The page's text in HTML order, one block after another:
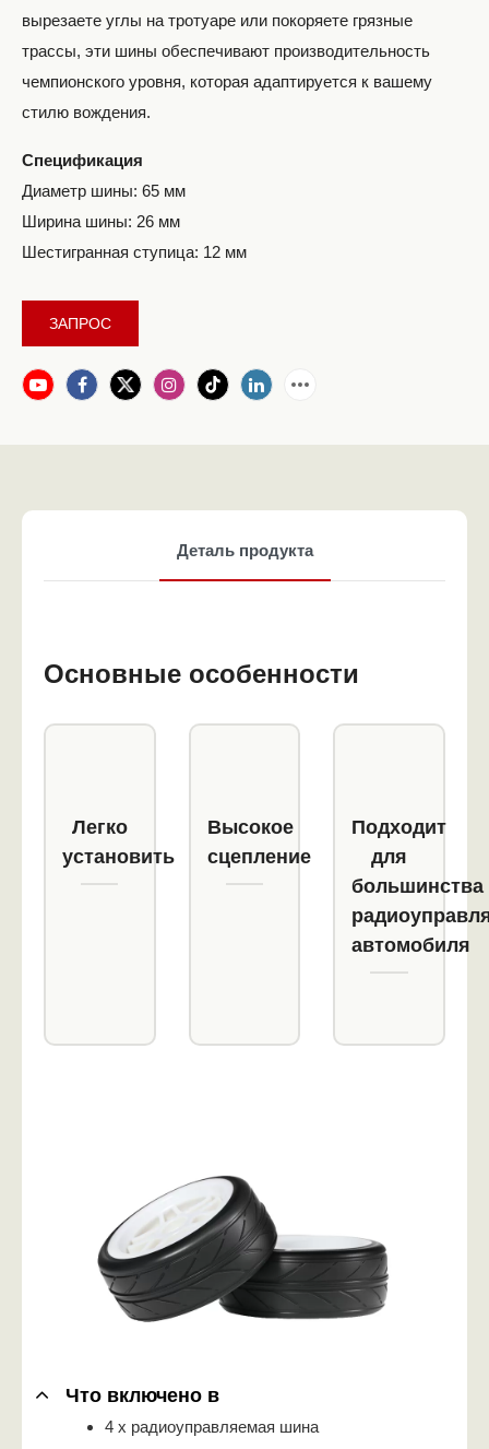
вырезаете углы на тротуаре или покоряете грязные
трассы, эти шины обеспечивают производительность
чемпионского уровня, которая адаптируется к вашему
стилю вождения.
Спецификация
Диаметр шины: 65 мм
Ширина шины: 26 мм
Шестигранная ступица: 12 мм
ЗАПРОС
Деталь продукта
Основные особенности
Легко
установить
Высокое
сцепление
Подходит
для
большинства
автомобиля
Что включено в
4 х радиоуправляемая шина